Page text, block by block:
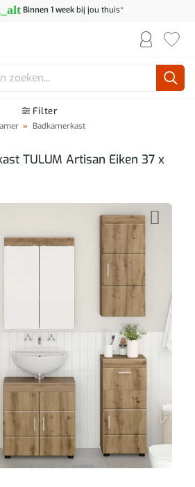
Binnen 1 weekbij jou thuis*
Filter
» Badkamerkast
TULUM Artisan Eiken 37 x